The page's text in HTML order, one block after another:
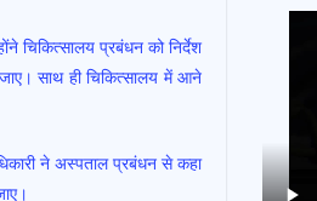
चिकित्सालय प्रबंधन को निर्देश
जाए। साथ ही चिकित्सालय में आने
ने अस्पताल प्रबंधन से कहा